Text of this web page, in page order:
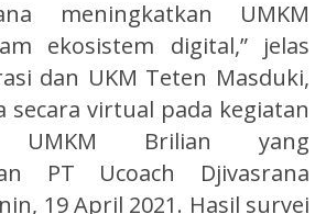
meningkatkan UMKM
ekosistem digital,” jelas
dan UKM Teten Masduki,
secara virtual pada kegiatan
UMKM Brilian yang
PT Ucoach Djivasrana
19 April 2021. Hasil survei